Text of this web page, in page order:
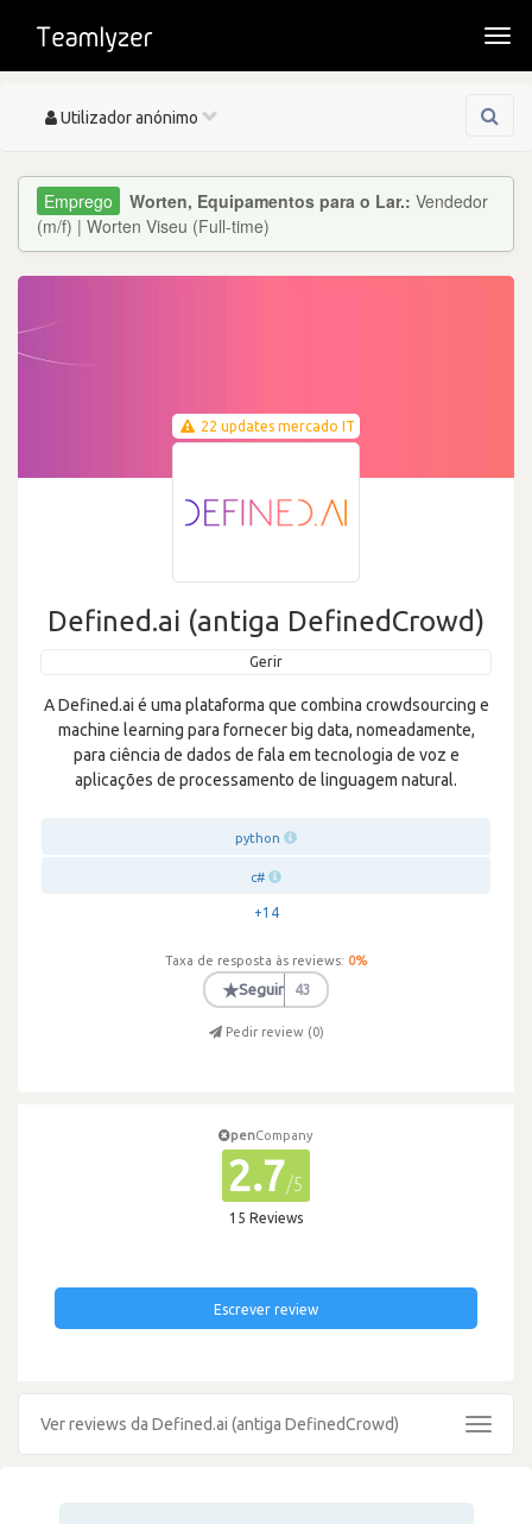
Toggle
Utilizador anónimo
Worten, Equipamentos para o Lar.: Vendedor
(m/f) | Worten Viseu (Full-time)
22 updates mercado IT
Defined.ai (antiga DefinedCrowd)
Gerir
A Defined.ai é uma plataforma que combina crowdsourcing e
machine learning para fornecer big data, nomeadamente,
para ciência de dados de fala em tecnologia de voz e
aplicações de processamento de linguagem natural.
python
c#
+14
Taxa de resposta às reviews: 0%
★Seguir 43
Pedir review (0)
penCompany
2.7/5
15 Reviews
Escrever review
Ver reviews da Defined.ai (antiga DefinedCrowd)
Toggle